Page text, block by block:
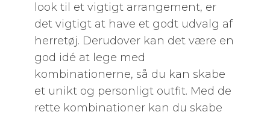
look til et vigtigt arrangement, er
det vigtigt at have et godt udvalg af
herretøj. Derudover kan det være en
god idé at lege med
kombinationerne, så du kan skabe
et unikt og personligt outfit. Med de
rette kombinationer kan du skabe